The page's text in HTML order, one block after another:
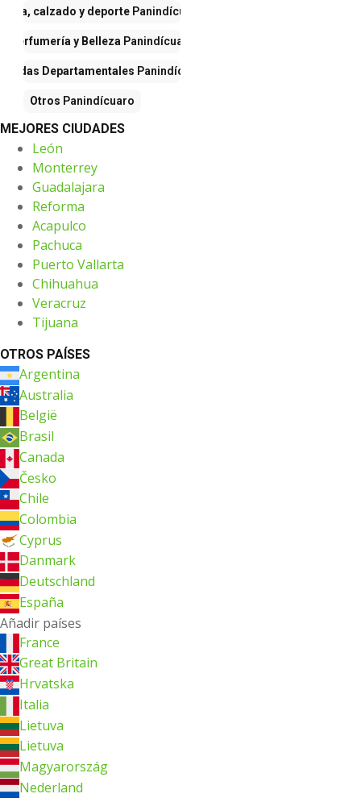
Ropa, calzado y deporte Panindícuaro
Perfumería y Belleza Panindícuaro
Departamentales Panindícuaro
Otros Panindícuaro
MEJORES CIUDADES
León
Monterrey
Guadalajara
Reforma
Acapulco
Pachuca
Puerto Vallarta
Chihuahua
Veracruz
Tijuana
OTROS PAÍSES
Argentina
Australia
België
Brasil
Canada
Česko
Chile
Colombia
Cyprus
Danmark
Deutschland
España
Añadir países
France
Great Britain
Hrvatska
Italia
Lietuva
Lietuva
Magyarország
Nederland